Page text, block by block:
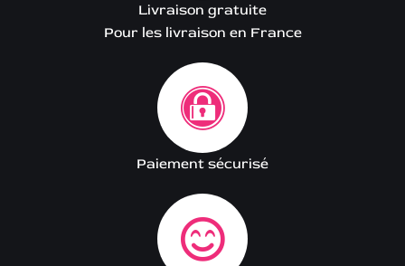
Livraison gratuite
Pour les livraison en France
Paiement sécurisé